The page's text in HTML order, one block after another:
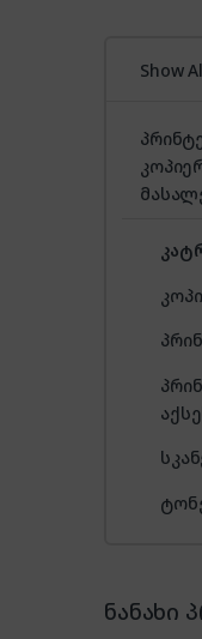
Show
ნანახი